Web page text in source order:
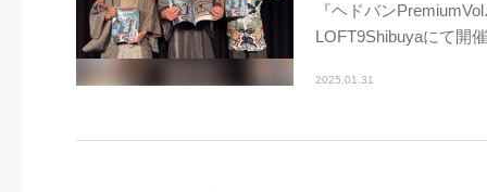
『ヘドバン
LOFT9Shibuyaにて開
2025.01.31